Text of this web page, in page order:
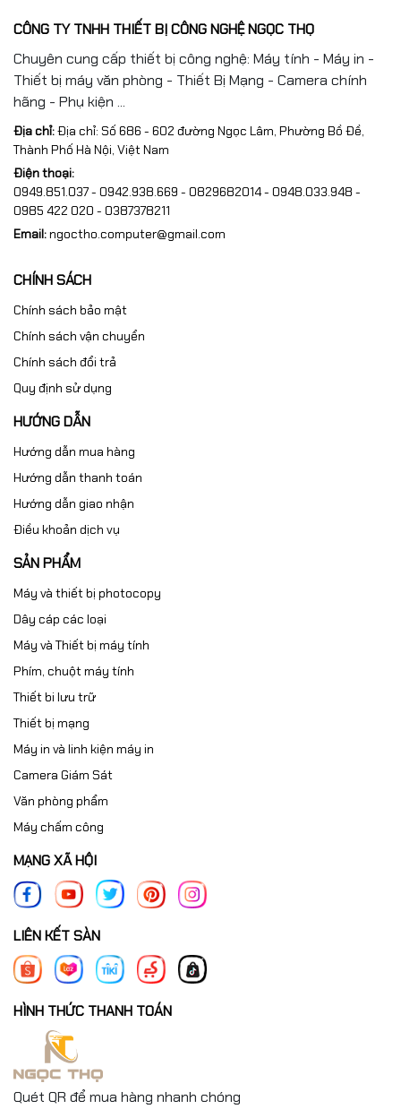
CÔNG TY TNHH THIẾT BỊ CÔNG NGHỆ NGỌC THỌ
Chuyên cung cấp thiết bị công nghệ: Máy tính - Máy in -
Thiết bị máy văn phòng - Thiết Bị Mạng - Camera chính
hãng - Phụ kiện ...
Địa chỉ:Địa chỉ: Số 686 - 602 đường Ngọc Lâm, Phường Bồ Đề,
Thành Phố Hà Nội, Việt Nam
Điện thoại:
0949.851.037 - 0942.938.669 - 0829682014 - 0948.033.948 -
0985 422 020 - 0387378211
Email:ngoctho.computer@gmail.com
CHÍNH SÁCH
Chính sách bảo mật
Chính sách vận chuyển
Chính sách đổi trả
Quy định sử dụng
HƯỚNG DẪN
Hướng dẫn mua hàng
Hướng dẫn thanh toán
Hướng dẫn giao nhận
Điều khoản dịch vụ
SẢN PHẨM
Máy và thiết bị photocopy
Dây cáp các loại
Máy và Thiết bị máy tính
Phím, chuột máy tính
Thiết bi lưu trữ
Thiết bị mạng
Máy in và linh kiện máy in
Camera Giám Sát
Văn phòng phẩm
Máy chấm công
MẠNG XÃ HỘI
LIÊN KẾT SÀN
HÌNH THỨC THANH TOÁN
Quét QR để mua hàng nhanh chóng